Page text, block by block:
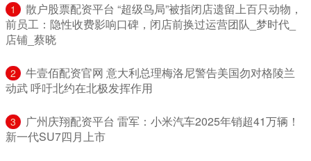
1
​散户股票配资平台 “超级鸟局”被指闭店遗留上百只动物，
前员工：隐性收费影响口碑，闭店前换过运营团队_梦时代_
店铺_蔡晓
2
​牛壹佰配资官网 意大利总理梅洛尼警告美国勿对格陵兰
动武 呼吁北约在北极发挥作用
3
​广州庆翔配资平台 雷军：小米汽车2025年销超41万辆！
新一代SU7四月上市